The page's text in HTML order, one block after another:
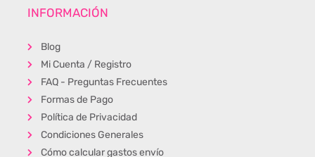
INFORMACIÓN
Blog
Mi Cuenta / Registro
FAQ - Preguntas Frecuentes
Formas de Pago
Política de Privacidad
Condiciones Generales
Cómo calcular gastos envío